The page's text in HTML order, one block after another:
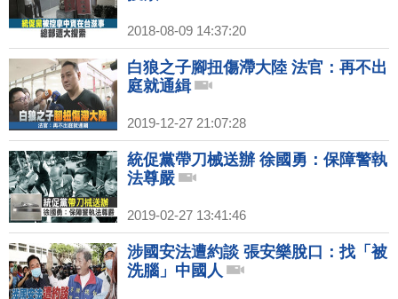
2018-08-09 14:37:20
白狼之子腳扭傷滯大陸 法官：再不出
庭就通緝
2019-12-27 21:07:28
統促黨帶刀械送辦 徐國勇：保障警執
法尊嚴
2019-02-27 13:41:46
涉國安法遭約談 張安樂脫口：找「被
洗腦」中國人